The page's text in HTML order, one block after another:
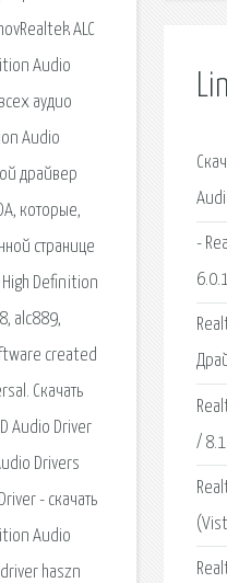
ALC
Audio
аудио
Audio
драйвер
которые,
странице
Definition
alc889,
created
Скачать
Audio Driver
Drivers
- скачать
Audio
haszn
-
/